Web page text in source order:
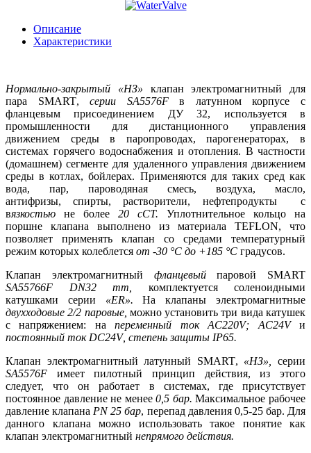
Описание
Характеристики
Нормально-закрытый «НЗ» клапан электромагнитный для
пара SMART,серии SA5576Fв латунном корпусе с
фланцевым присоединением ДУ 32, используется в
промышленности для дистанционного управления
движением среды в паропроводах, парогенераторах, в
системах горячего водоснабжения и отопления. В частности
(домашнем) сегменте для удаленного управления движением
среды в котлах, бойлерах. Применяются для таких сред как
вода, пар, пароводяная смесь, воздуха, масло,
антифризы, спирты, растворители, нефтепродукты с
вязкостью не более 20 сСТ. Уплотнительное кольцо на
поршне клапана выполнено из материала TEFLON, что
позволяет применять клапан со средами температурный
режим которых колеблется от -30 °С до +185 °С градусов.
Клапан электромагнитный фланцевыйпаровой SMART
SA55766F DN32 mm
комплектуется соленоидными
катушками серии «ER». На клапаны электромагнитные
двухходовые 2/2 паровые, можно установить три вида катушек
с напряжением: напеременный токAC220V; AC24Vи
постоянный ток DC24V, степень защиты IP65.
Клапан электромагнитный латунный SMART, «НЗ»,серии
SA5576F имеет пилотный принцип действия, из этого
следует, что он работает в системах, где присутствует
постоянное давление не менее0,5 бар. Максимальное рабочее
давление клапана PN25 бар, перепад давления 0,5-25 бар. Для
данного клапана можно использовать такое понятие как
клапан электромагнитный непрямого действия.